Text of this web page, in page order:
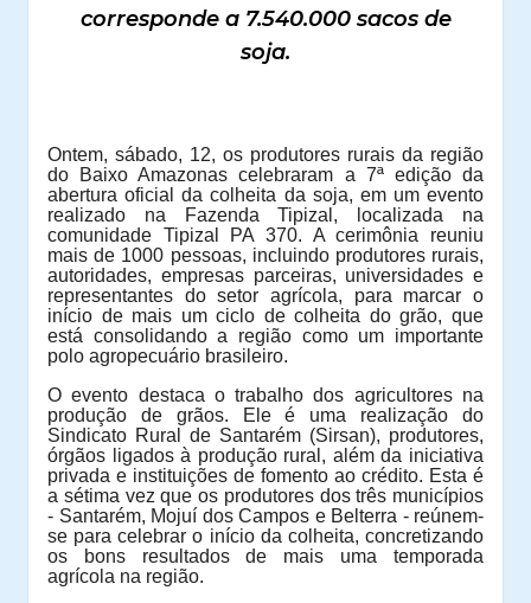
corresponde a 7.540.000 sacos de
soja.
Ontem, sábado, 12, os produtores rurais da região
do Baixo Amazonas celebraram a 7ª edição da
abertura oficial da colheita da soja, em um evento
realizado na Fazenda Tipizal, localizada na
comunidade Tipizal PA 370. A cerimônia reuniu
mais de 1000 pessoas, incluindo produtores rurais,
autoridades, empresas parceiras, universidades e
representantes do setor agrícola, para marcar o
início de mais um ciclo de colheita do grão, que
está consolidando a região como um importante
polo agropecuário brasileiro.
O evento destaca o trabalho dos agricultores na
produção de grãos. Ele é uma realização do
Sindicato Rural de Santarém (Sirsan), produtores,
órgãos ligados à produção rural, além da iniciativa
privada e instituições de fomento ao crédito. Esta é
a sétima vez que os produtores dos três municípios
- Santarém, Mojuí dos Campos e Belterra - reúnem-
se para celebrar o início da colheita, concretizando
os bons resultados de mais uma temporada
agrícola na região.